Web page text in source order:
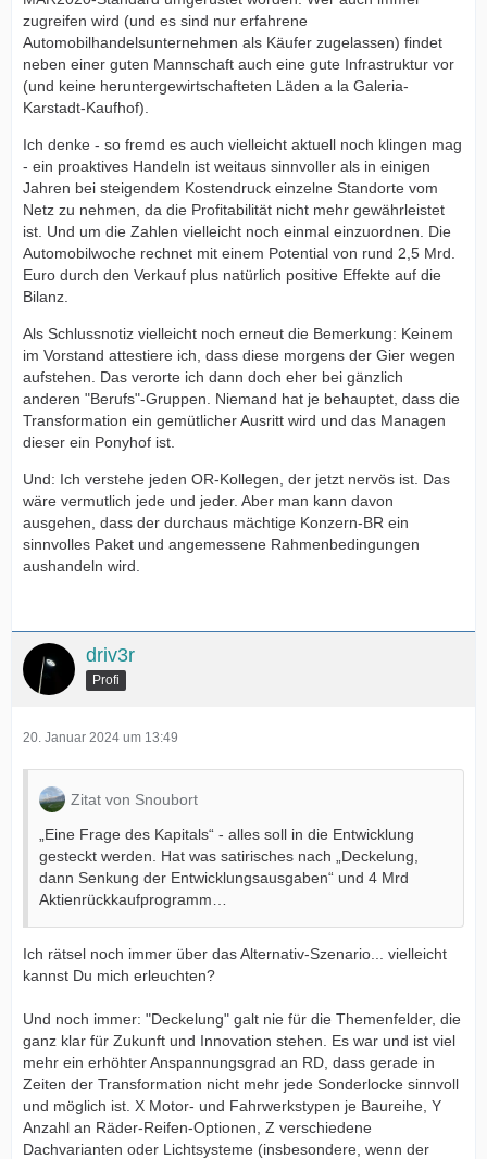
zugreifen wird (und es sind nur erfahrene
Automobilhandelsunternehmen als Käufer zugelassen) findet
neben einer guten Mannschaft auch eine gute Infrastruktur vor
(und keine heruntergewirtschafteten Läden a la Galeria-
Karstadt-Kaufhof).
Ich denke - so fremd es auch vielleicht aktuell noch klingen mag
- ein proaktives Handeln ist weitaus sinnvoller als in einigen
Jahren bei steigendem Kostendruck einzelne Standorte vom
Netz zu nehmen, da die Profitabilität nicht mehr gewährleistet
ist. Und um die Zahlen vielleicht noch einmal einzuordnen. Die
Automobilwoche rechnet mit einem Potential von rund 2,5 Mrd.
Euro durch den Verkauf plus natürlich positive Effekte auf die
Bilanz.
Als Schlussnotiz vielleicht noch erneut die Bemerkung: Keinem
im Vorstand attestiere ich, dass diese morgens der Gier wegen
aufstehen. Das verorte ich dann doch eher bei gänzlich
anderen "Berufs"-Gruppen. Niemand hat je behauptet, dass die
Transformation ein gemütlicher Ausritt wird und das Managen
dieser ein Ponyhof ist.
Und: Ich verstehe jeden OR-Kollegen, der jetzt nervös ist. Das
wäre vermutlich jede und jeder. Aber man kann davon
ausgehen, dass der durchaus mächtige Konzern-BR ein
sinnvolles Paket und angemessene Rahmenbedingungen
aushandeln wird.
driv3r
Profi
20. Januar 2024 um 13:49
Zitat von Snoubort
„Eine Frage des Kapitals“ - alles soll in die Entwicklung
gesteckt werden. Hat was satirisches nach „Deckelung,
dann Senkung der Entwicklungsausgaben“ und 4 Mrd
Aktienrückkaufprogramm…
Ich rätsel noch immer über das Alternativ-Szenario... vielleicht
kannst Du mich erleuchten?
Und noch immer: "Deckelung" galt nie für die Themenfelder, die
ganz klar für Zukunft und Innovation stehen. Es war und ist viel
mehr ein erhöhter Anspannungsgrad an RD, dass gerade in
Zeiten der Transformation nicht mehr jede Sonderlocke sinnvoll
und möglich ist. X Motor- und Fahrwerkstypen je Baureihe, Y
Anzahl an Räder-Reifen-Optionen, Z verschiedene
Dachvarianten oder Lichtsysteme (insbesondere, wenn der